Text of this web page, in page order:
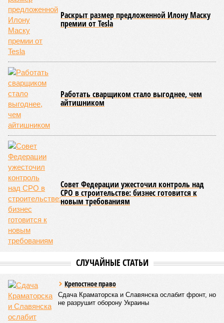
Раскрыт размер предложенной Илону Маску
премии от Tesla
Работать сварщиком стало выгоднее, чем
айтишником
Совет Федерации ужесточил контроль над
СРО в строительстве: бизнес готовится к
новым требованиям
СЛУЧАЙНЫЕ СТАТЬИ
Крепостное право
Сдача Краматорска и Славянска ослабит фронт, но
не разрушит оборону Украины